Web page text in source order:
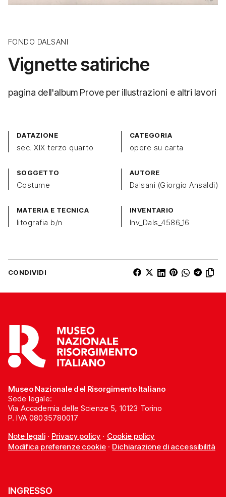
FONDO DALSANI
Vignette satiriche
pagina dell'album Prove per illustrazioni e altri lavori
DATAZIONE
sec. XIX terzo quarto
CATEGORIA
opere su carta
SOGGETTO
Costume
AUTORE
Dalsani (Giorgio Ansaldi)
MATERIA E TECNICA
litografia b/n
INVENTARIO
Inv_Dals_4586_16
CONDIVIDI
Museo Nazionale del Risorgimento Italiano
Sede legale:
Via Accademia delle Scienze 5, 10123 Torino
P. IVA 08035780017
Note legali· Privacy policy · Cookie policy
Modifica preferenze cookie· Dichiarazione di accessibilità
INGRESSO